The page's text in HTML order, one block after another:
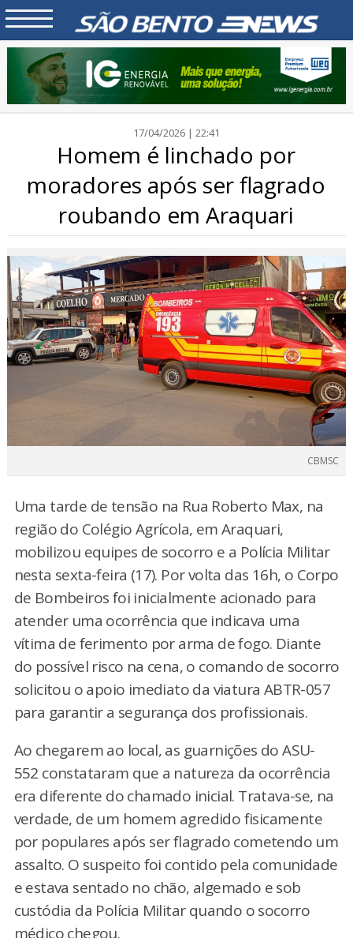
17/04/2026 | 22:41
Homem é linchado por
moradores após ser flagrado
roubando em Araquari
CBMSC
Uma tarde de tensão na Rua Roberto Max, na
região do Colégio Agrícola, em Araquari,
mobilizou equipes de socorro e a Polícia Militar
nesta sexta-feira (17). Por volta das 16h, o Corpo
de Bombeiros foi inicialmente acionado para
atender uma ocorrência que indicava uma
vítima de ferimento por arma de fogo. Diante
do possível risco na cena, o comando de socorro
solicitou o apoio imediato da viatura ABTR-057
para garantir a segurança dos profissionais.
Ao chegarem ao local, as guarnições do ASU-
552 constataram que a natureza da ocorrência
era diferente do chamado inicial. Tratava-se, na
verdade, de um homem agredido fisicamente
por populares após ser flagrado cometendo um
assalto. O suspeito foi contido pela comunidade
e estava sentado no chão, algemado e sob
custódia da Polícia Militar quando o socorro
médico chegou.